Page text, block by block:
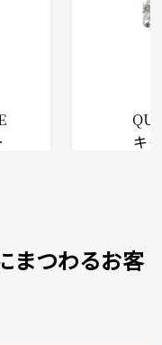
キ
まつわるお客